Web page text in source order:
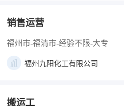
销售运营
福州市-福清市-经验不限-大专
福州九阳化工有限公司
搬运工